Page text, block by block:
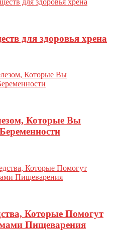
для здоровья хрена
Которые Вы
Которые Помогут
Пищеварения